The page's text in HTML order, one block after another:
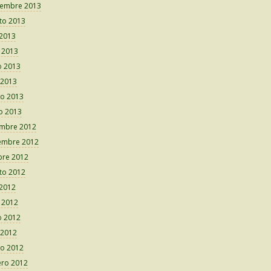
2013
2013
2013
2013
2013
2012
2012
2012
2012
2012
2012
2012